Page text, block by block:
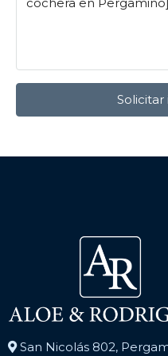
San Nicolás 802,